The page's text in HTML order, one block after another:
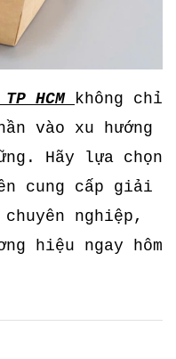
HCM
không chỉ
vào xu hướng
Hãy lựa chọn
cung cấp giải
nghiệp,
hiệu ngay hôm